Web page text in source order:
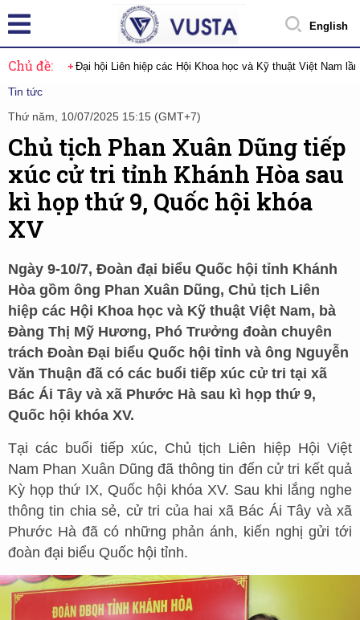
English
Chủ đề: Đại hội Liên hiệp các Hội Khoa học và Kỹ thuật Việt Nam
Tin tức
Thứ năm, 10/07/2025 15:15 (GMT+7)
Chủ tịch Phan Xuân Dũng tiếp
xúc cử tri tỉnh Khánh Hòa sau
kì họp thứ 9, Quốc hội khóa
XV
Ngày 9-10/7, Đoàn đại biểu Quốc hội tỉnh Khánh
Hòa gồm ông Phan Xuân Dũng, Chủ tịch Liên
hiệp các Hội Khoa học và Kỹ thuật Việt Nam, bà
Đàng Thị Mỹ Hương, Phó Trưởng đoàn chuyên
trách Đoàn Đại biểu Quốc hội tỉnh và ông Nguyễn
Văn Thuận đã có các buổi tiếp xúc cử tri tại xã
Bác Ái Tây và xã Phước Hà sau kì họp thứ 9,
Quốc hội khóa XV.
Tại các buổi tiếp xúc, Chủ tịch Liên hiệp Hội Việt
Nam Phan Xuân Dũng đã thông tin đến cử tri kết quả
Kỳ họp thứ IX, Quốc hội khóa XV. Sau khi lắng nghe
thông tin chia sẻ, cử tri của hai xã Bác Ái Tây và xã
Phước Hà đã có những phản ánh, kiến nghị gửi tới
đoàn đại biểu Quốc hội tỉnh.